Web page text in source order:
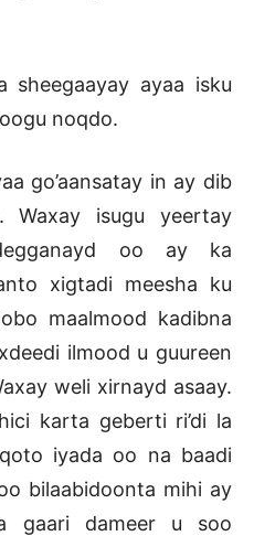
sheegaayay ayaa isku
noqdo.
go’aansatay in ay dib
Waxay isugu yeertay
oo ay ka
xigtadi meesha ku
maalmood kadibna
ilmood u guureen
weli xirnayd asaay.
karta geberti ri’di la
iyada oo na baadi
bilaabidoonta mihi ay
gaari dameer u soo